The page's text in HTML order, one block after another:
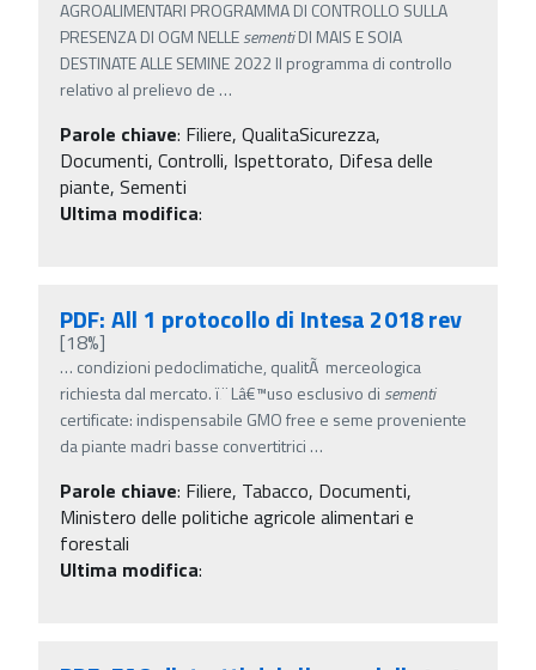
AGROALIMENTARI PROGRAMMA DI CONTROLLO SULLA
PRESENZA DI OGM NELLEsementiDI MAIS E SOIA
DESTINATE ALLE SEMINE 2022 Il programma di controllo
relativo al prelievo de …
Parole chiave: Filiere, QualitaSicurezza,
Documenti, Controlli, Ispettorato, Difesa delle
piante, Sementi
Ultima modifica:
PDF: All 1 protocollo di Intesa 2018 rev
[18%]
… condizioni pedoclimatiche, qualitÃ merceologica
richiesta dal mercato. ï‚¨ Lâ€™uso esclusivo di sementi
certificate: indispensabile GMO free e seme proveniente
da piante madri basse convertitrici …
Parole chiave: Filiere, Tabacco, Documenti,
Ministero delle politiche agricole alimentari e
forestali
Ultima modifica: